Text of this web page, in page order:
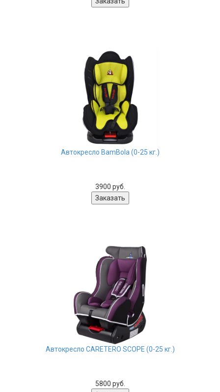
Автокресло BamBola (0-25 кг.)
3900 руб.
Автокресло CARETERO SCOPE (0-25 кг.)
5800 руб.